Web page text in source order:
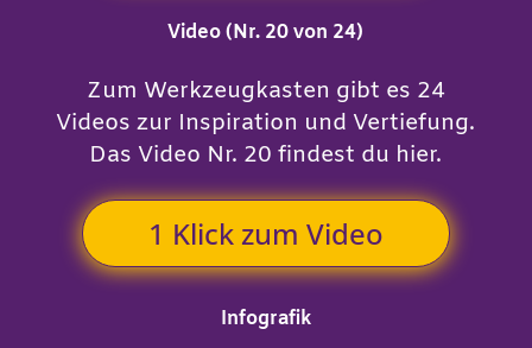
Video (Nr. 20 von 24)
Zum Werkzeugkasten gibt es 24
Videos zur Inspiration und Vertiefung.
Das Video Nr. 20 findest du hier.
1 Klick zum Video
Infografik